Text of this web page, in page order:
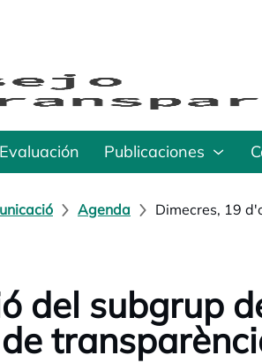
Evaluación Publicaciones
Agenda Dimecres, 19
del subgrup